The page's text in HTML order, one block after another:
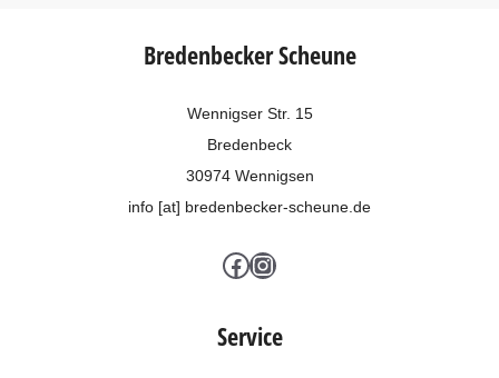
Bredenbecker Scheune
Wennigser Str. 15
Bredenbeck
30974 Wennigsen
info [at] bredenbecker-scheune.de
Facebook
Instagram
Service